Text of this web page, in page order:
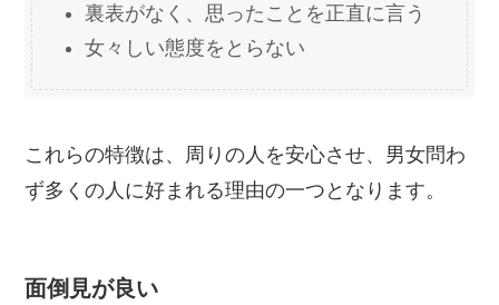
裏表がなく、思ったことを正直に言う
女々しい態度をとらない
これらの特徴は、周りの人を安心させ、男女問わ
ず多くの人に好まれる理由の一つとなります。
面倒見が良い